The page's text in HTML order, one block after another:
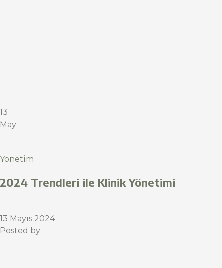
13
May
Yönetim
2024 Trendleri ile Klinik Yönetimi
13 Mayıs 2024
Posted by